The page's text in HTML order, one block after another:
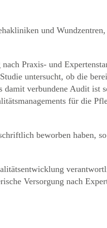
und
Praxis- und
untersucht, ob die
verbundene Audit ist
für die
beworben haben, so
Versorgung nach